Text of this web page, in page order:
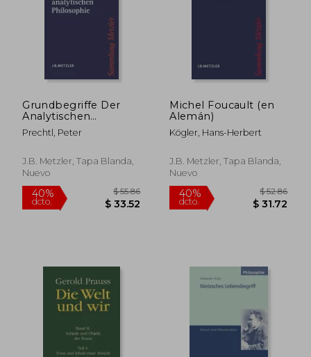
45%
dcto.
45%
dcto.
Grundbegriffe Der
Analytischen
Philosophie (en
Alemán)
Prechtl, Peter
J.B. Metzler, Tapa Blanda,
Nuevo
Michel Foucault (en
Alemán)
Kögler, Hans-Herbert
J.B. Metzler, Tapa Blanda,
Nuevo